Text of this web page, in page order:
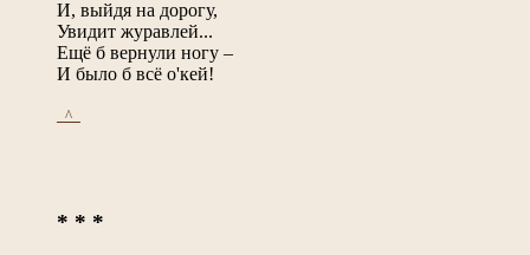
И, выйдя на дорогу,
Увидит журавлей...
Ещё б вернули ногу –
И было б всё о'кей!
_^_
* * *